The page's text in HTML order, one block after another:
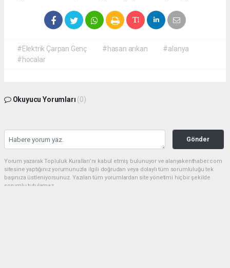
#Elektrik Çarpan Genç #hasan arıkan
#alanya
#hocalar
Okuyucu Yorumları (0)
Gönder
Yorum yazarak Topluluk Kuralları’nı kabul etmiş bulunuyor ve alanyakenthaber.com
sitesine yaptığınız yorumunuzla ilgili doğrudan veya dolaylı tüm sorumluluğu tek
başınıza üstleniyorsunuz. Yazılan tüm yorumlardan site yönetimi hiçbir şekilde
sorumlu tutulamaz.